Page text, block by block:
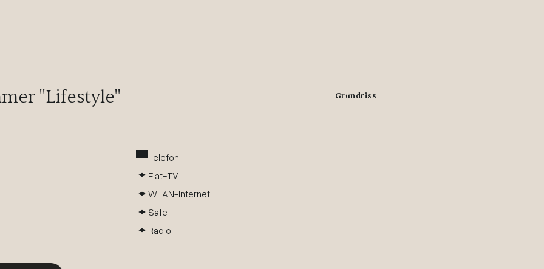
"Lifestyle" Grundriss
Telefon
Flat-TV
WLAN-Internet
Safe
Radio